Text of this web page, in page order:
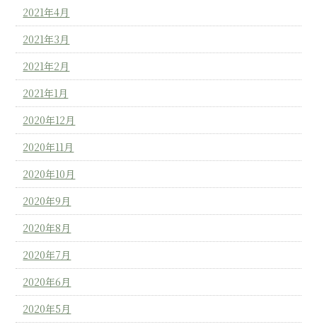
2021年4月
2021年3月
2021年2月
2021年1月
2020年12月
2020年11月
2020年10月
2020年9月
2020年8月
2020年7月
2020年6月
2020年5月